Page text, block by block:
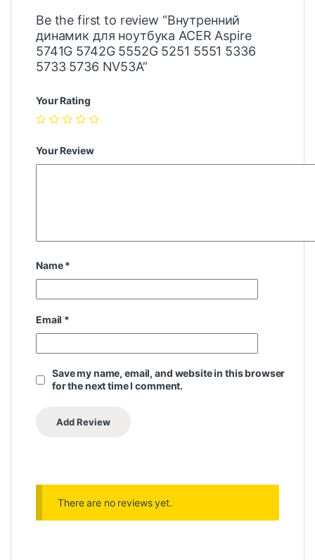
Be the first to review “Внутренний
динамик для ноутбука ACER Aspire
5741G 5742G 5552G 5251 5551 5336
5733 5736 NV53A”
Your Rating
Your Review
Name*
Email *
Save my name, email, and website in this browser
for the next time I comment.
There are no reviews yet.